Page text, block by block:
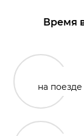
Время
на поезде